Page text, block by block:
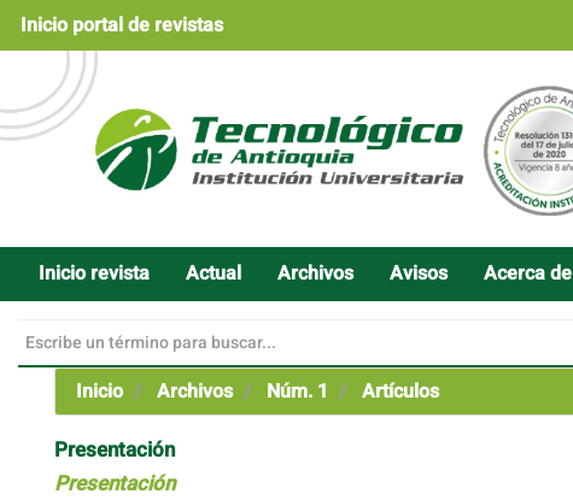
Navegación
principal
Contenido
principal
Barra
lateral
Inicio portal de revistas
Inicio revista Actual Archivos Avisos Acerca de
Inicio
Archivos Núm. 1 Artículos
Presentación
Presentación